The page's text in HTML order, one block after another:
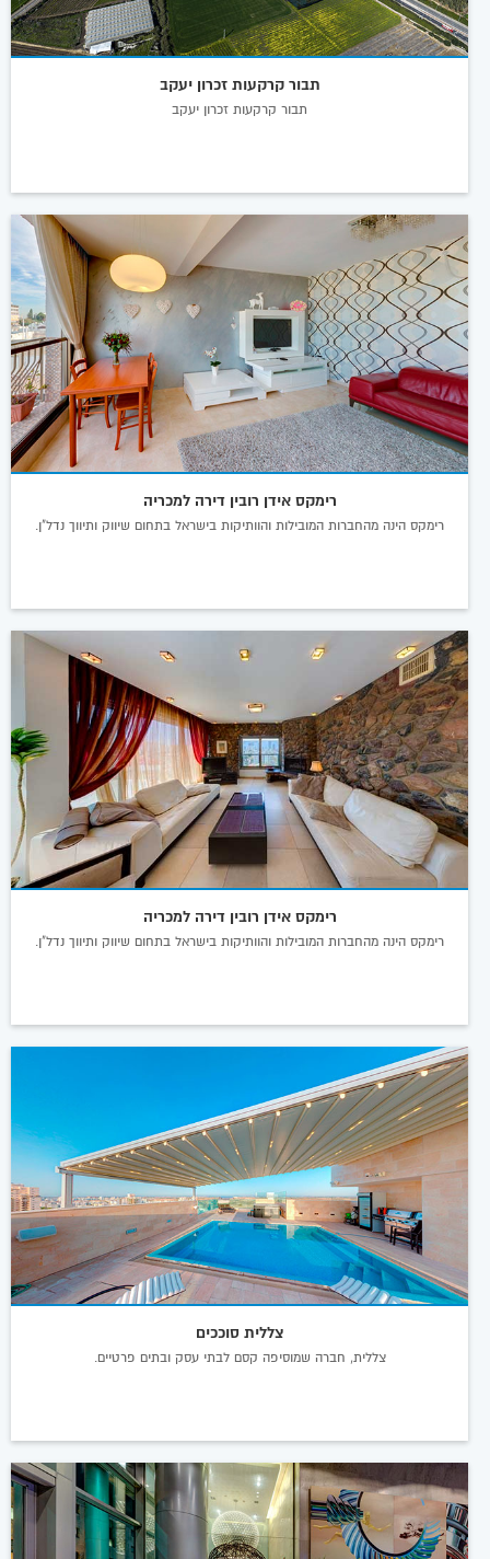
תבור קרקעות זכרון יעקב
תבור קרקעות זכרון יעקב
רימקס אידן רובין דירה למכריה
רימקס הינה מהחברות המובילות והוותיקות בישראל בתחום שיווק ותיווך נדל"ן.
רימקס אידן רובין דירה למכריה
רימקס הינה מהחברות המובילות והוותיקות בישראל בתחום שיווק ותיווך נדל"ן.
צללית סוככים
צללית, חברה שמוסיפה קסם לבתי עסק ובתים פרטיים.